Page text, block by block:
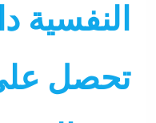
النفسية
تحصل